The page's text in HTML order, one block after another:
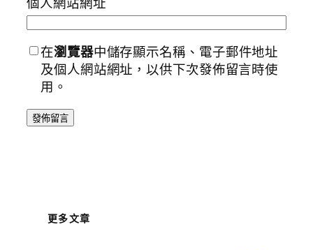
在瀏覽器中儲存顯示名稱、電子郵件地址
及個人網站網址，以供下次發佈留言時使
用。
更多文章